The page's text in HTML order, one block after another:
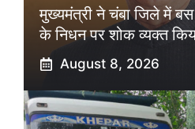
मुख्यमंत्री ने चंबा जिले में बस
के निधन पर शोक व्यक्त
August 8, 2026